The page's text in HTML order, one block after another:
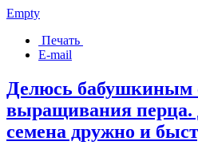
Empty
Печать
E-mail
Делюсь бабушкиным
выращивания перца.
семена дружно и